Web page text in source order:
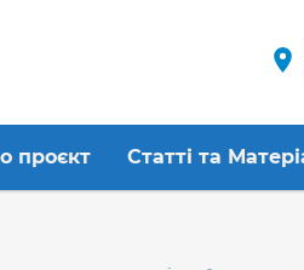
проєкт Статті та